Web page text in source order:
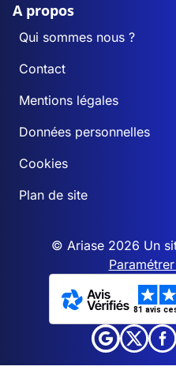
A propos
Qui sommes nous ?
Contact
Mentions légales
Données personnelles
Cookies
Plan de site
© Ariase 2026 Un
81 avis